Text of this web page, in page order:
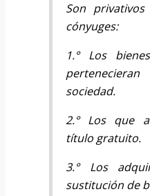
Son
cónyuges:
1.° Los
sociedad.
2.° Los que
título gratuito.
3.° Los
sustitución de